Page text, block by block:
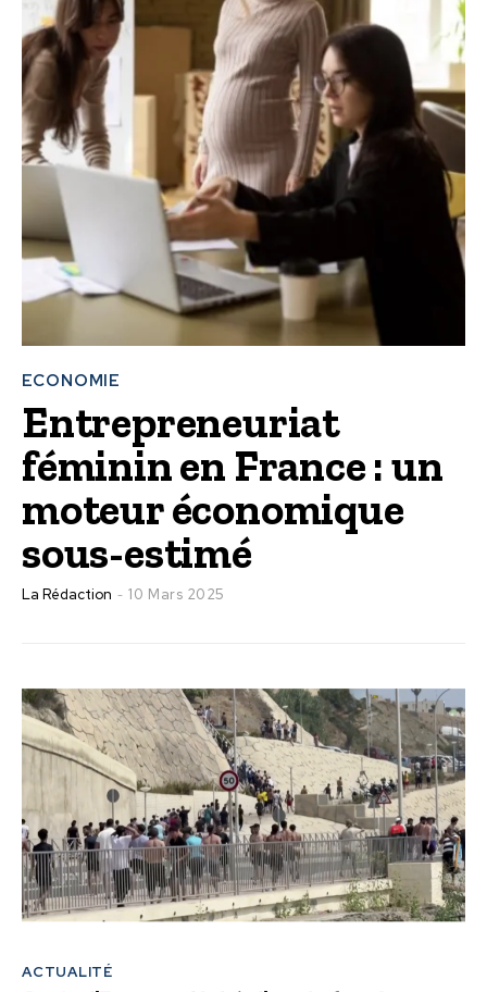
ECONOMIE
Entrepreneuriat
féminin en France : un
moteur économique
sous-estimé
La Rédaction - 10 Mars 2025
ACTUALITÉ